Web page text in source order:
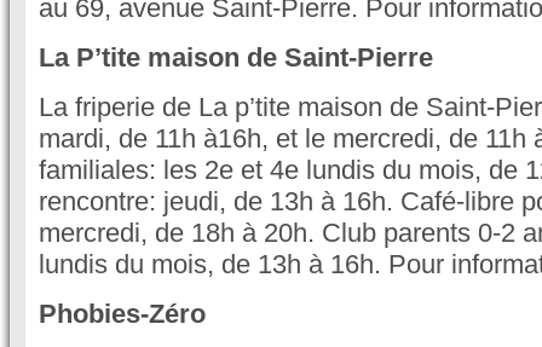
au 69, avenue Saint-Pierre. Pour
La P’tite maison de Saint-Pierre
La friperie de La p’tite maison de Saint-
mardi, de 11h à16h, et le mercredi, de 11h
familiales: les 2e et 4e lundis du mois, de
rencontre: jeudi, de 13h à 16h. Café-libre
mercredi, de 18h à 20h. Club parents 0-2
lundis du mois, de 13h à 16h. Pour
Phobies-Zéro